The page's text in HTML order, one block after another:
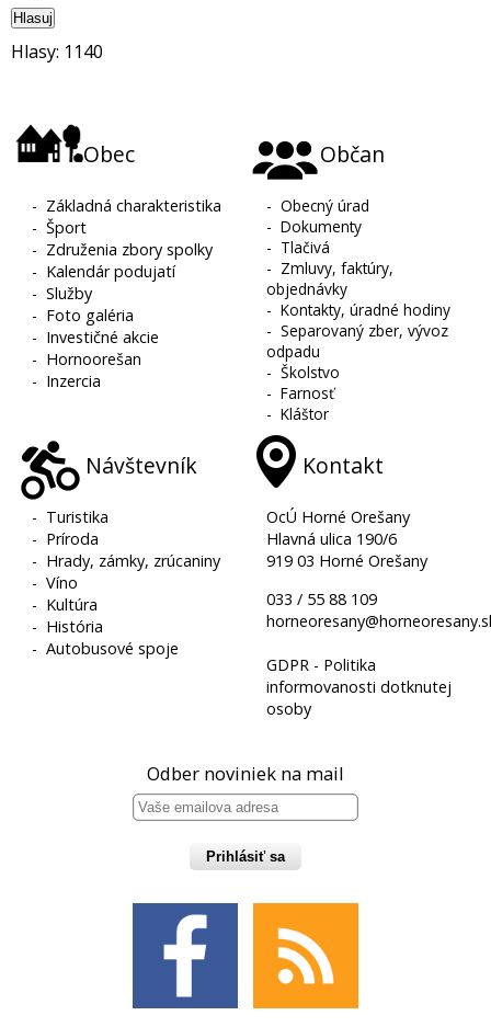
Hlasuj
Hlasy: 1140
Obec
- Základná charakteristika
-Šport
- Združenia zbory spolky
- Kalendár podujatí
-Služby
- Foto galéria
- Investičné akcie
- Hornoorešan
- Inzercia
Občan
-Obecný úrad
-Dokumenty
- Tlačivá
- Zmluvy, faktúry,
objednávky
-Kontakty, úradné hodiny
-Separovaný zber, vývoz
odpadu
-Školstvo
-Farnosť
-Kláštor
Návštevník
- Turistika
- Príroda
- Hrady, zámky, zrúcaniny
-Víno
- Kultúra
- História
-Autobusové spoje
Kontakt
OcÚ Horné Orešany
Hlavná ulica 190/6
919 03 Horné Orešany
033 / 55 88 109
GDPR - Politika
informovanosti dotknutej
osoby
Odber noviniek na mail
Prihlásiť sa